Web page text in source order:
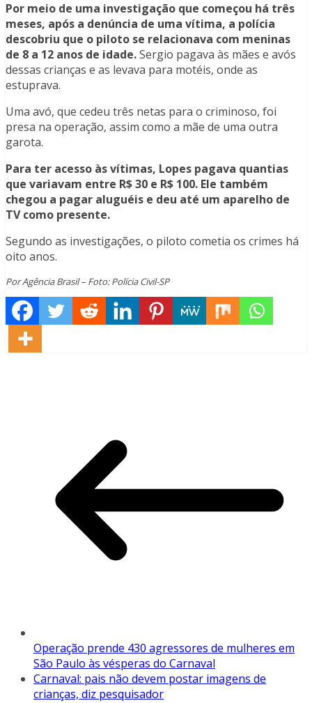
Por meio de uma investigação que começou há três
meses, após a denúncia de uma vítima, a polícia
descobriu que o piloto se relacionava com meninas
de 8 a 12 anos de idade.Sergio pagava às mães e avós
dessas crianças e as levava para motéis, onde as
estuprava.
Uma avó, que cedeu três netas para o criminoso, foi
presa na operação, assim como a mãe de uma outra
garota.
Para ter acesso às vítimas, Lopes pagava quantias
que variavam entre R$ 30 e R$ 100. Ele também
chegou a pagar aluguéis e deu até um aparelho de
TV como presente.
Segundo as investigações, o piloto cometia os crimes há
oito anos.
Por Agência Brasil – Foto: Polícia Civil-SP
Operação prende 430 agressores de mulheres em
São Paulo às vésperas do Carnaval
Carnaval: pais não devem postar imagens de
crianças, diz pesquisador